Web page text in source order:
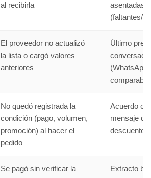
al recibirla
asentadas
(faltantes/
El proveedor no actualizó
la lista o cargó valores
anteriores
Último
comparable
No quedó registrada la
condición (pago, volumen,
promoción) al hacer el
pedido
Acuerdo
mensaje
descuento,
Se pagó sin verificar la
Extracto